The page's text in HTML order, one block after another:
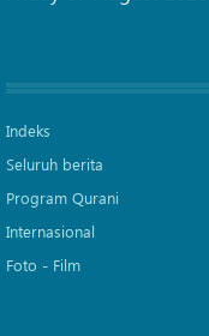
Indeks
Seluruh berita
Program Qurani
Internasional
Foto - Film